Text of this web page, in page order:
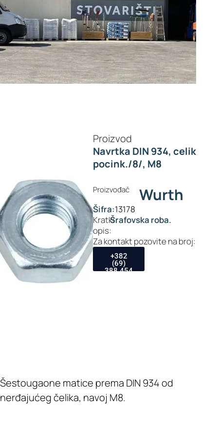
Proizvod
Navrtka DIN 934, celik
pocink./8/, M8
Proizvođač Wurth
Šifra:13178
Kratki
opis:
Šrafovska roba.
Za kontakt pozovite na broj:
+382
(69)
388 454
Šestougaone matice prema DIN 934 od
nerđajućeg čelika, navoj M8.